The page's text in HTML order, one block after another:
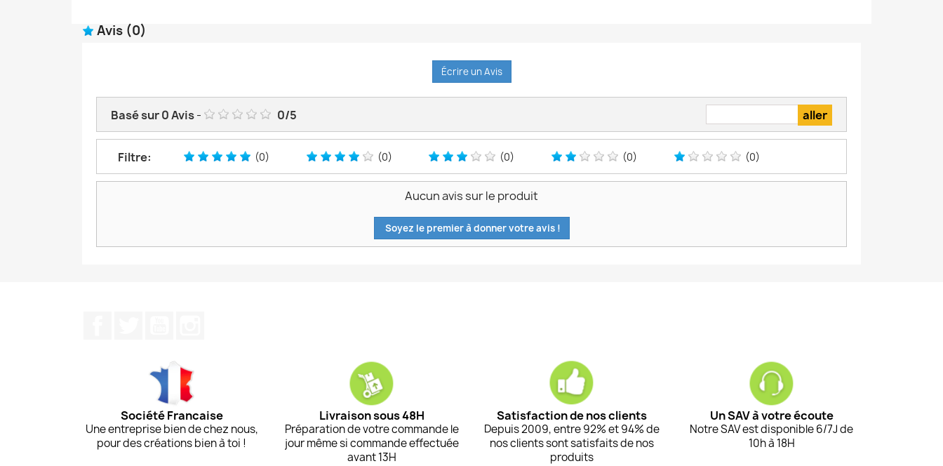
Avis (0)
Écrire un Avis
Basé sur0Avis- 0/5
Filtre: (0) (0) (0) (0) (0)
Aucun avis sur le produit
Soyez le premier à donner votre avis !
Société Francaise
Une entreprise bien de chez nous,
pour des créations bien à toi !
Livraison sous 48H
Préparation de votre commande le
jour même si commande effectuée
avant 13H
Satisfaction de nos clients
Depuis 2009, entre 92% et 94% de
nos clients sont satisfaits de nos
produits
Un SAV à votre écoute
Notre SAV est disponible 6/7J de
10h à 18H